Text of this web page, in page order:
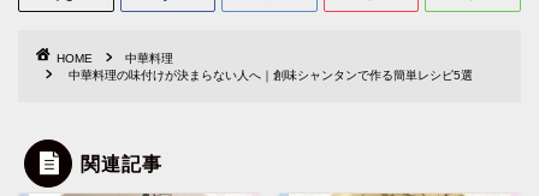
HOME
中華料理
中華料理の味付けが決まらない人へ｜創味シャンタンで作る簡単レシピ5選
関連記事